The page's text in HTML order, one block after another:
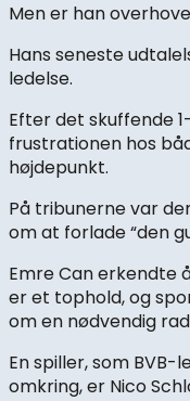
Men er han
Hans seneste
ledelse.
Efter det skuffende
frustrationen hos
højdepunkt.
På tribunerne var
om at forlade “den
Emre Can erkendte
er et tophold, og
om en nødvendig
En spiller, som
omkring, er Nico